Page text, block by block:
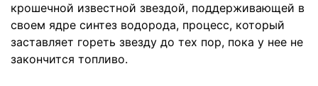
крошечной известной звездой, поддерживающей в
своем ядре синтез водорода, процесс, который
заставляет гореть звезду до тех пор, пока у нее не
закончится топливо.